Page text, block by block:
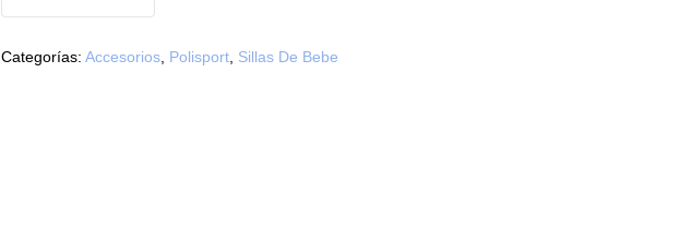
Categorías: Accesorios Polisport Sillas De Bebe